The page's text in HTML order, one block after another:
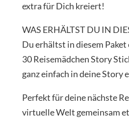
extra für Dich kreiert!
WAS ERHÄLTST DU IN
Du erhältst in diesem Paket
30 Reisemädchen Story
ganz einfach in deine Story
Perfekt für deine nächste
virtuelle Welt gemeinsam